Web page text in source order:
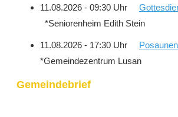
11.08.2026 - 09:30 Uhr
*Seniorenheim Edith Stein
11.08.2026 - 17:30 Uhr
*Gemeindezentrum Lusan
Gemeindebrief